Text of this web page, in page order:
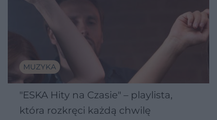
MUZYKA
"ESKA Hity na Czasie" – playlista,
która rozkręci każdą chwilę